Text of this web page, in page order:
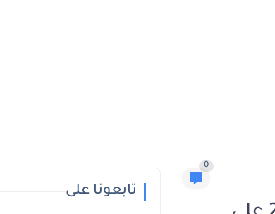
0
تابعونا على